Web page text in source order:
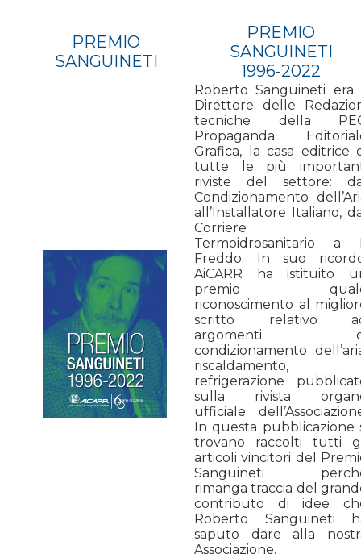
PREMIO
SANGUINETI
PREMIO
SANGUINETI
1996-2022
Roberto Sanguineti era
Direttore delle
tecniche della
Propaganda
Grafica, la casa editrice
tutte le più
riviste del settore:
Condizionamento
all’Installatore Italiano,
Corriere
Termoidrosanitario a
Freddo. In suo
AiCARR ha istituito
premio
riconoscimento al
scritto relativo
argomenti
condizionamento
riscaldamento,
refrigerazione
sulla rivista
ufficiale
In questa pubblicazione
trovano raccolti tutti
articoli vincitori del
Sanguineti
rimanga traccia del
contributo di idee
Roberto Sanguineti
saputo dare alla
Associazione.